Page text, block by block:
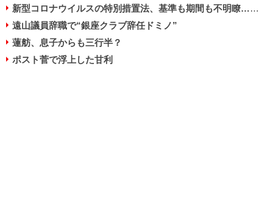
新型コロナウイルスの特別措置法、基準も期間も不明瞭…手順も多く目的は“抑止効果”程度？
遠山議員辞職で“銀座クラブ辞任ドミノ”
蓮舫、息子からも三行半？
ポスト菅で浮上した甘利